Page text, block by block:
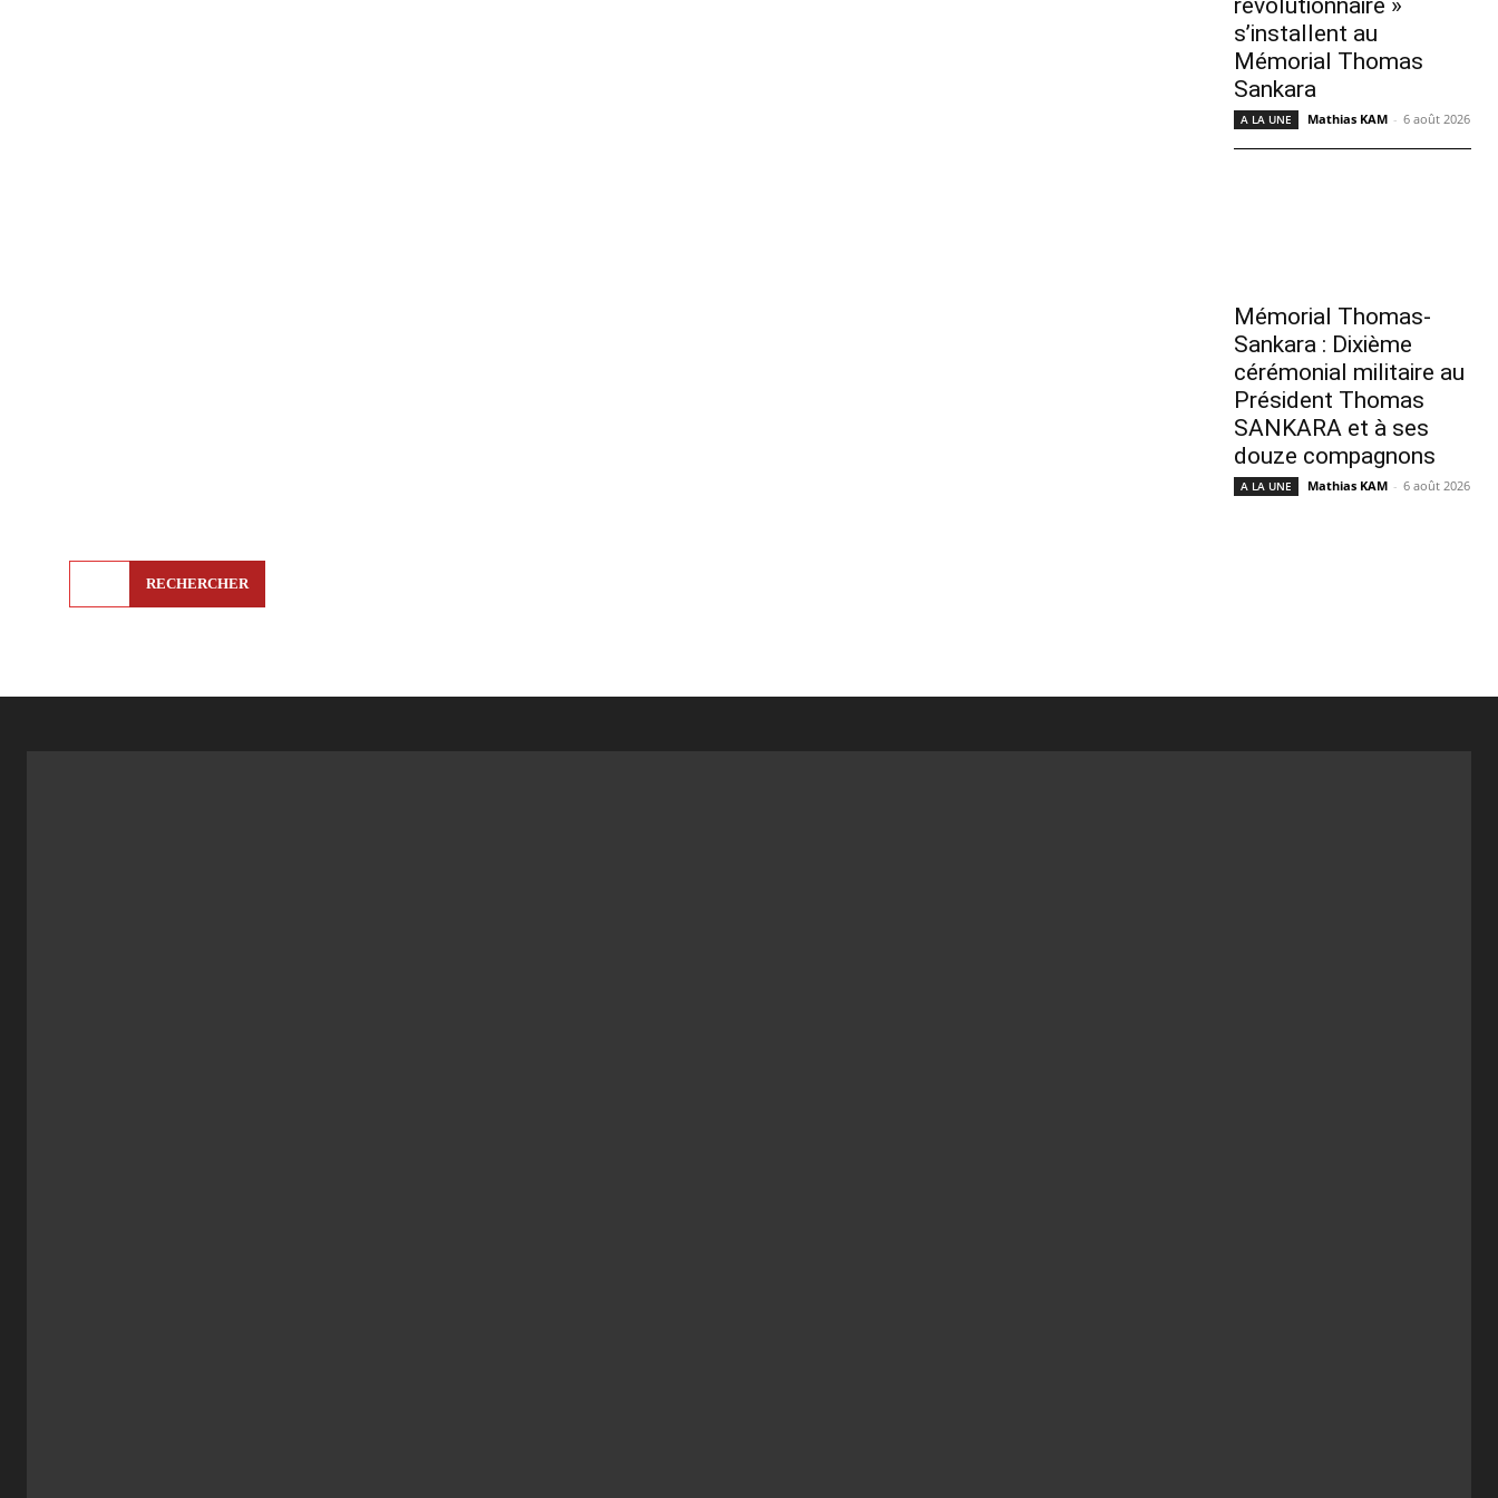
RECHERCHER
révolutionnaire »
s’installent au
Mémorial Thomas
Sankara
A LA UNE Mathias KAM - 6 août 2026
Mémorial Thomas-
Sankara : Dixième
cérémonial militaire au
Président Thomas
SANKARA et à ses
douze compagnons
A LA UNE Mathias KAM - 6 août 2026